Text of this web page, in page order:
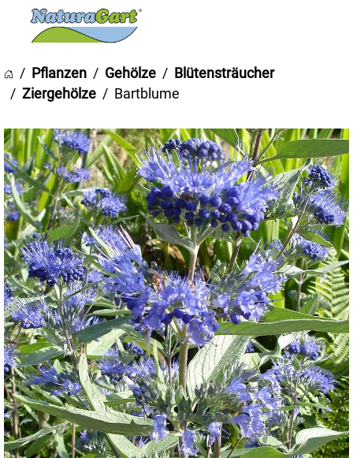
Pflanzen Gehölze
Blütensträucher
Ziergehölze
Bartblume